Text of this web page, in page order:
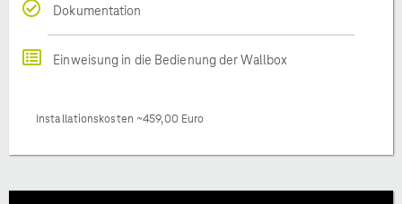
Dokumentation
Einweisung in die Bedienung der Wallbox
Installationskosten ~459,00 Euro